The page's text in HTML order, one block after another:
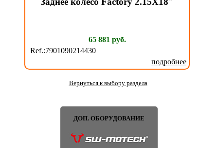
65 881 руб.
Ref.:7901090214430
подробнее
Вернуться к выбору раздела
ДОП. ОБОРУДОВАНИЕ